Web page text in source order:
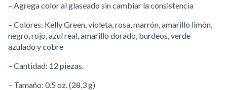
– Agrega color al glaseado sin cambiar la consistencia
– Colores: Kelly Green, violeta, rosa, marrón, amarillo limón,
negro, rojo, azul real, amarillo dorado, burdeos, verde
azulado y cobre
– Cantidad: 12 piezas.
– Tamaño: 0.5 oz. (28,3 g)